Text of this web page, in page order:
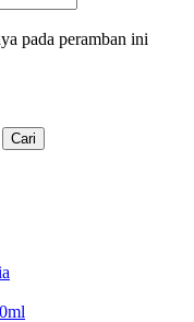
pada peramban ini